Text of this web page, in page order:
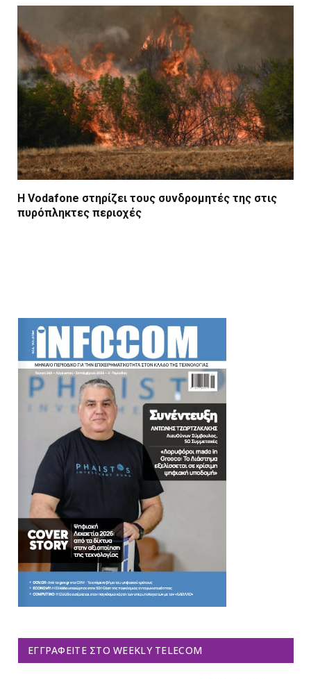
Η Vodafone στηρίζει τους συνδρομητές της στις
πυρόπληκτες περιοχές
ΕΓΓΡΑΦΕΊΤΕ ΣΤΟ WEEKLY TELECOM